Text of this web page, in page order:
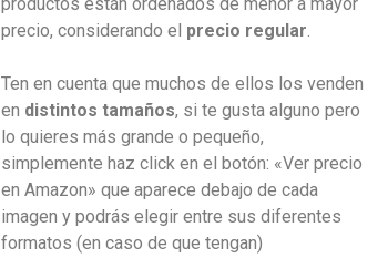
precio, considerando el precio regular.
Ten en cuenta que muchos de ellos los venden
en distintos tamaños, si te gusta alguno pero
lo quieres más grande o pequeño,
simplemente haz click en el botón: «Ver precio
en Amazon» que aparece debajo de cada
imagen y podrás elegir entre sus diferentes
formatos (en caso de que tengan)